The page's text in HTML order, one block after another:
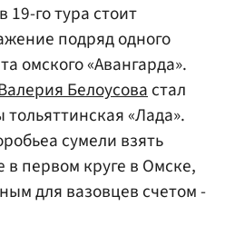
19-го тура стоит
подряд одного
омского «Авангарда».
Белоусовастал
«Лада».
сумели взять
первом круге в Омске,
для вазовцев счетом -